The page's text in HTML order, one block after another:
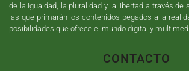
de la igualdad, la pluralidad y la libertad a través de
las que primarán los contenidos pegados a la
posibilidades que ofrece el mundo digital y
CONTACTO